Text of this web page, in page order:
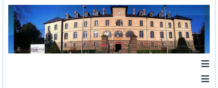
≡
≡